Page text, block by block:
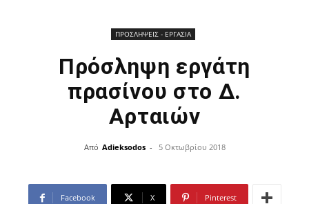
ΠΡΟΣΛΗΨΕΙΣ - ΕΡΓΑΣΙΑ
Πρόσληψη εργάτη
πρασίνου στο Δ.
Αρταιών
Από Adieksodos - 5 Οκτωβρίου 2018
Facebook X Pinterest